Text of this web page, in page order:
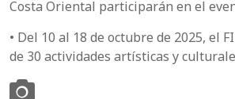
Costa Oriental participarán en el
• Del 10 al 18 de octubre de 2025, el
de 30 actividades artísticas y